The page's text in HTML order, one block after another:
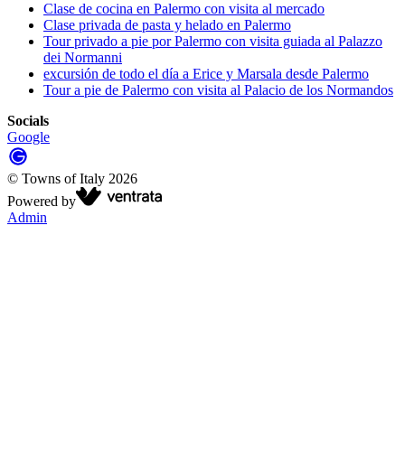
Clase de cocina en Palermo con visita al mercado
Clase privada de pasta y helado en Palermo
Tour privado a pie por Palermo con visita guiada al Palazzo
dei Normanni
excursión de todo el día a Erice y Marsala desde Palermo
Tour a pie de Palermo con visita al Palacio de los Normandos
Socials
Google
© Towns of Italy 2026
Powered by
Admin